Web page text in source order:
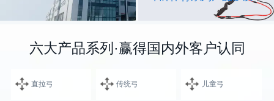
六大产品系列·赢得国内外客户认同
直拉弓 传统弓 儿童弓